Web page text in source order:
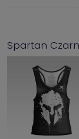
Spartan